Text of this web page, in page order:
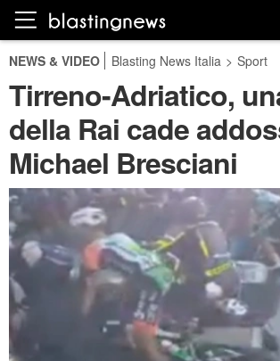
NEWS & VIDEO Blasting News Italia > Sport
Tirreno-Adriatico,
della Rai cade
Michael Bresciani